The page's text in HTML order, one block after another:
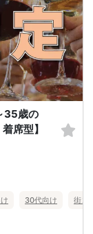
35歳の
席型】
30代向け 街コ